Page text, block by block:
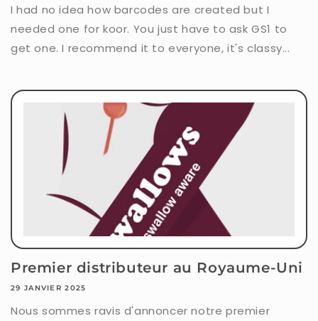
I had no idea how barcodes are created but I
needed one for koor. You just have to ask GS1 to
get one. I recommend it to everyone, it's classy...
Premier distributeur au Royaume-Uni
29 JANVIER 2025
Nous sommes ravis d'annoncer notre premier